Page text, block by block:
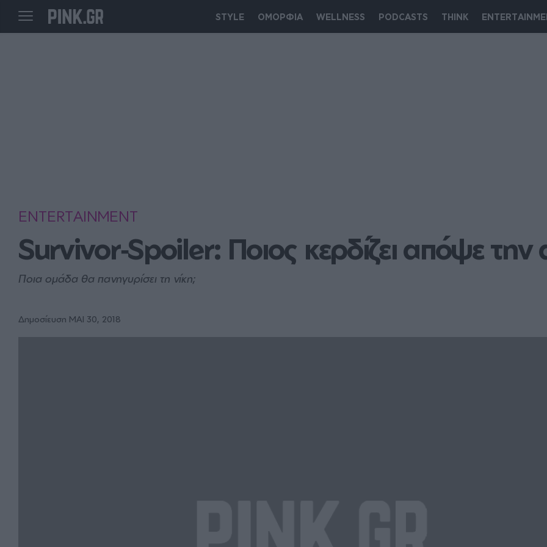
STYLE ΟΜΟΡΦΙΑ WELLNESS PODCASTS THINK
ENTERTAINMENT
Survivor‑Spoiler: Ποιος κερδίζει απόψε την
Ποια ομάδα θα πανηγυρίσει τη νίκη;
Δημοσίευση ΜΑΙ 30, 2018